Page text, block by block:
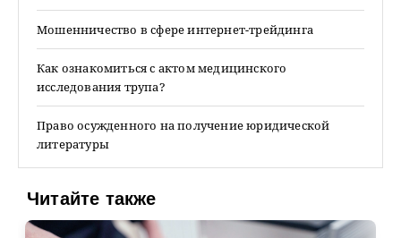
Мошенничество в сфере интернет-трейдинга
Как ознакомиться с актом медицинского
исследования трупа?
Право осужденного на получение юридической
литературы
Читайте также